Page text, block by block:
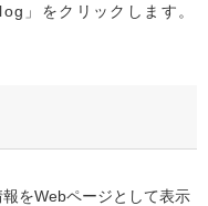
」をクリックします。
をWebページとして表示